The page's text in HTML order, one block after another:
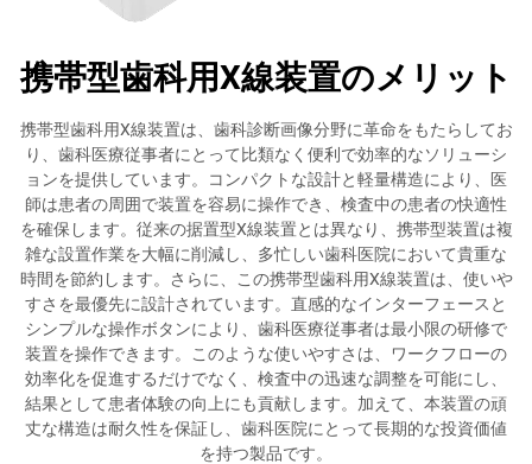
携帯型歯科用X線装置のメリット
携帯型歯科用X線装置は、歯科診断画像分野に革命をもたらしてお
り、歯科医療従事者にとって比類なく便利で効率的なソリューシ
ョンを提供しています。コンパクトな設計と軽量構造により、医
師は患者の周囲で装置を容易に操作でき、検査中の患者の快適性
を確保します。従来の据置型X線装置とは異なり、携帯型装置は複
雑な設置作業を大幅に削減し、多忙しい歯科医院において貴重な
時間を節約します。さらに、この携帯型歯科用X線装置は、使いや
すさを最優先に設計されています。直感的なインターフェースと
シンプルな操作ボタンにより、歯科医療従事者は最小限の研修で
装置を操作できます。このような使いやすさは、ワークフローの
効率化を促進するだけでなく、検査中の迅速な調整を可能にし、
結果として患者体験の向上にも貢献します。加えて、本装置の頑
丈な構造は耐久性を保証し、歯科医院にとって長期的な投資価値
を持つ製品です。